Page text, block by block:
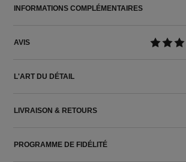
INFORMATIONS COMPLÉMENTAIRES
AVIS
L'ART DU DÉTAIL
LIVRAISON & RETOURS
PROGRAMME DE FIDÉLITÉ